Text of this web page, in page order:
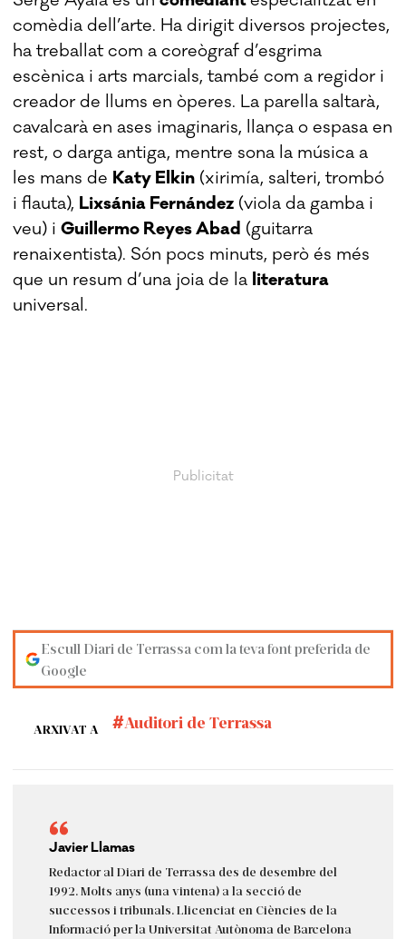
comèdia dell’arte. Ha dirigit diversos projectes,
ha treballat com a coreògraf d’esgrima
escènica i arts marcials, també com a regidor i
creador de llums en òperes. La parella saltarà,
cavalcarà en ases imaginaris, llança o espasa en
rest, o darga antiga, mentre sona la música a
les mans de Katy Elkin (xirimía, salteri, trombó
i flauta), Lixsánia Fernández (viola da gamba i
veu) iGuillermo Reyes Abad (guitarra
renaixentista). Són pocs minuts, però és més
que un resum d’una joia de la literatura
universal.
Escull Diari de Terrassa com la teva font preferida de
Google
ARXIVAT A Auditori de Terrassa
Javier Llamas
Redactor al Diari de Terrassa des de desembre del
1992. Molts anys (una vintena) a la secció de
successos i tribunals. Llicenciat en Ciències de la
Informació per la Universitat Autònoma de Barcelona